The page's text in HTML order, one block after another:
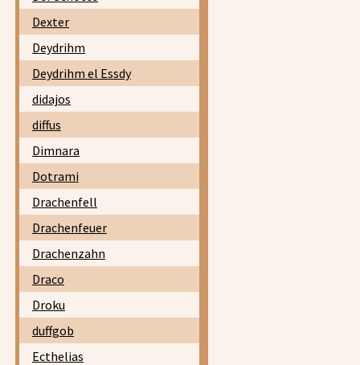
Dexter
Deydrihm
Deydrihm el Essdy
didajos
diffus
Dimnara
Dotrami
Drachenfell
Drachenfeuer
Drachenzahn
Draco
Droku
duffgob
Ecthelias